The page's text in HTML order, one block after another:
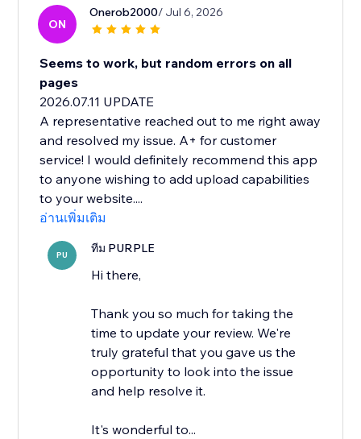
ON
Onerob2000/ Jul 6, 2026
Seems to work, but random errors on all
pages
2026.07.11 UPDATE
A representative reached out to me right away
and resolved my issue. A+ for customer
service! I would definitely recommend this app
to anyone wishing to add upload capabilities
to your website....
อ่านเพิ่มเติม
PU ทีม PURPLE
Hi there,
Thank you so much for taking the
time to update your review. We're
truly grateful that you gave us the
opportunity to look into the issue
and help resolve it.
It's wonderful to...